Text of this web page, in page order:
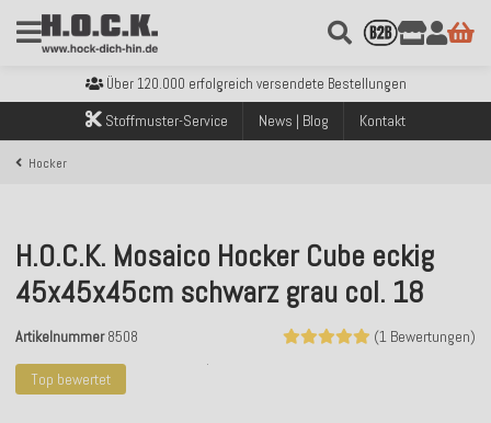
Kostenloser Versand innerhalb Deutschlands ab 99€ Bestellwert
Sicher bezahlen mit Klarna, PayPal & Amazon Pay
Kostenloser Versand innerhalb Deutschlands ab 99€ Bestellwert
Über 120.000 erfolgreich versendete Bestellungen
Sicher bezahlen mit Klarna, PayPal & Amazon Pay
Kostenloser Versand innerhalb Deutschlands ab 99€ Bestellwert
Stoffmuster-Service News | Blog Kontakt
Hocker
Top bewertet
H.O.C.K. Mosaico Hocker Cube eckig
45x45x45cm schwarz grau col. 18
(1 Bewertungen)
Artikelnummer 8508